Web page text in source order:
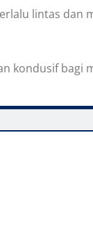
lintas dan
kondusif bagi